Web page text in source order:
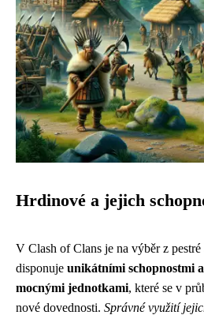
Hrdinové a jejich
V Clash of Clans je na výběr z
disponuje unikátními schopnostmi
mocnými jednotkami, které se v
nové dovednosti. Správné využití